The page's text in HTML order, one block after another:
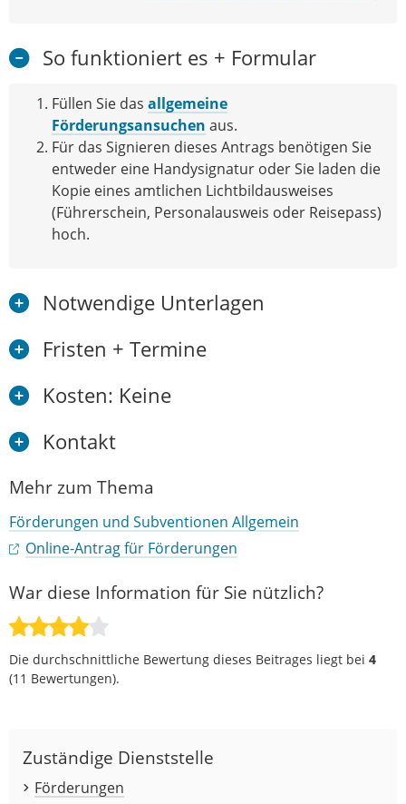
So funktioniert es + Formular
Füllen Sie das allgemeine
Förderungsansuchen aus.
Für das Signieren dieses Antrags benötigen Sie
entweder eine Handysignatur oder Sie laden die
Kopie eines amtlichen Lichtbildausweises
(Führerschein, Personalausweis oder Reisepass)
hoch.
Notwendige Unterlagen
Fristen + Termine
Kosten: Keine
Kontakt
Mehr zum Thema
Förderungen und Subventionen Allgemein
Online-Antrag für Förderungen
War diese Information für Sie nützlich?
Die durchschnittliche Bewertung dieses Beitrages liegt bei 4
(11 Bewertungen).
Zuständige Dienststelle
Förderungen